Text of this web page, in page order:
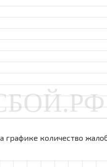
графике количество